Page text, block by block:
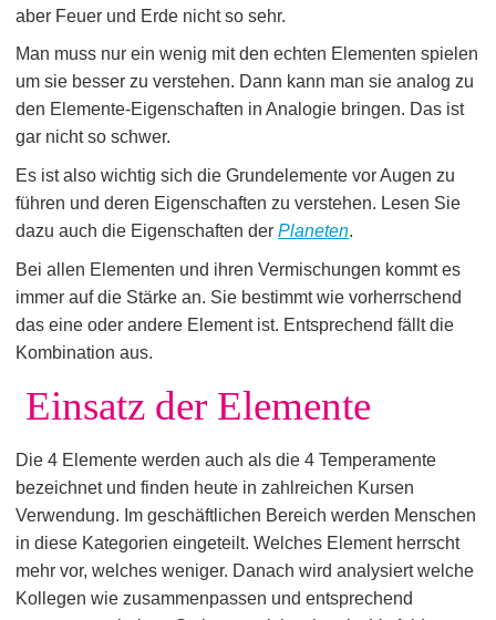
aber Feuer und Erde nicht so sehr.
Man muss nur ein wenig mit den echten Elementen spielen
um sie besser zu verstehen. Dann kann man sie analog zu
den Elemente-Eigenschaften in Analogie bringen. Das ist
gar nicht so schwer.
Es ist also wichtig sich die Grundelemente vor Augen zu
führen und deren Eigenschaften zu verstehen. Lesen Sie
dazu auch die Eigenschaften derPlaneten.
Bei allen Elementen und ihren Vermischungen kommt es
immer auf die Stärke an. Sie bestimmt wie vorherrschend
das eine oder andere Element ist. Entsprechend fällt die
Kombination aus.
Einsatz der Elemente
Die 4 Elemente werden auch als die 4 Temperamente
bezeichnet und finden heute in zahlreichen Kursen
Verwendung. Im geschäftlichen Bereich werden Menschen
in diese Kategorien eingeteilt. Welches Element herrscht
mehr vor, welches weniger. Danach wird analysiert welche
Kollegen wie zusammenpassen und entsprechend